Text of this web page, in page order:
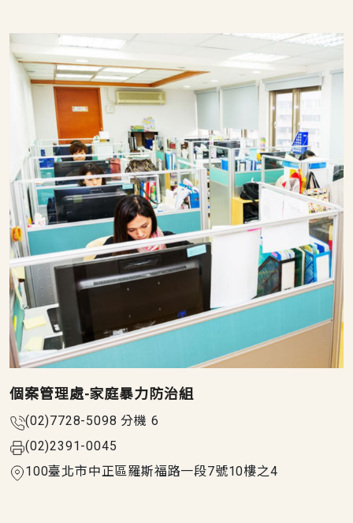
個案管理處-家庭暴力防治組
(02)7728-5098 分機 6
(02)2391-0045
100臺北市中正區羅斯福路一段7號10樓之4